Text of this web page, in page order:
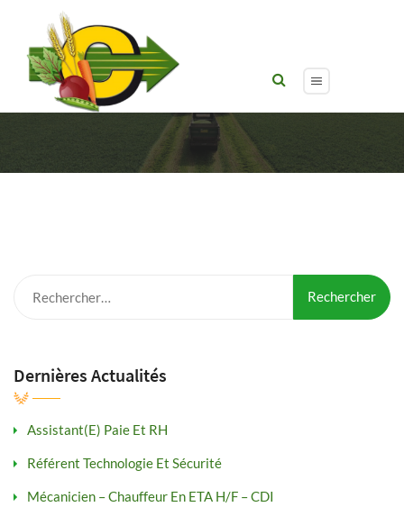
Product Single
Dernières Actualités
Assistant(e) Paie Et RH
Référent Technologie Et Sécurité
Mécanicien – Chauffeur En ETA H/F – CDI